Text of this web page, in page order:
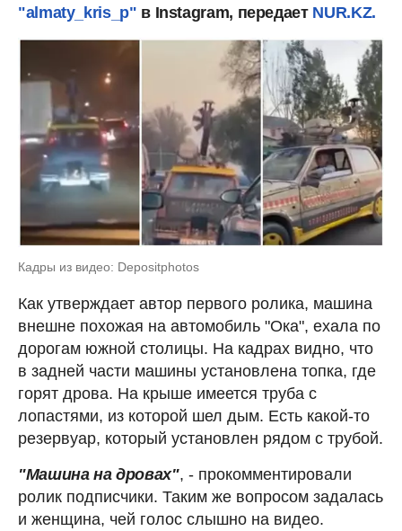
"almaty_kris_p" в Instagram, передает NUR.KZ.
Кадры из видео: Depositphotos
Как утверждает автор первого ролика, машина
внешне похожая на автомобиль "Ока", ехала по
дорогам южной столицы. На кадрах видно, что
в задней части машины установлена топка, где
горят дрова. На крыше имеется труба с
лопастями, из которой шел дым. Есть какой-то
резервуар, который установлен рядом с трубой.
"Машина на дровах", - прокомментировали
ролик подписчики. Таким же вопросом задалась
и женщина, чей голос слышно на видео.